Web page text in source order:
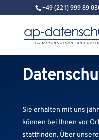
+49 (221) 999 89
Sie erhalten mit uns
können bei Ihnen vor
stattfinden. Über